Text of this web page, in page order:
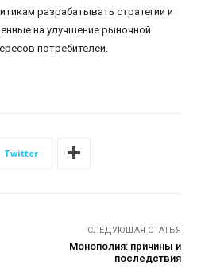
разрабатывать стратегии и
на улучшение рыночной
потребителей.
Twitter
СЛЕДУЮЩАЯ СТАТЬЯ
Монополия: причины и
последствия